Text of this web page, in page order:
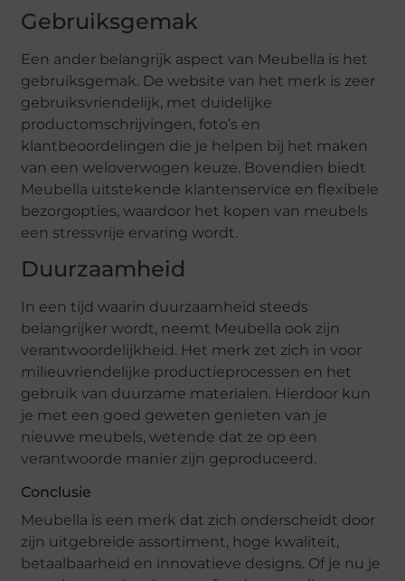
Gebruiksgemak
Een ander belangrijk aspect van Meubella is het
gebruiksgemak. De website van het merk is zeer
gebruiksvriendelijk, met duidelijke
productomschrijvingen, foto’s en
klantbeoordelingen die je helpen bij het maken
van een weloverwogen keuze. Bovendien biedt
Meubella uitstekende klantenservice en flexibele
bezorgopties, waardoor het kopen van meubels
een stressvrije ervaring wordt.
Duurzaamheid
In een tijd waarin duurzaamheid steeds
belangrijker wordt, neemt Meubella ook zijn
verantwoordelijkheid. Het merk zet zich in voor
milieuvriendelijke productieprocessen en het
gebruik van duurzame materialen. Hierdoor kun
je met een goed geweten genieten van je
nieuwe meubels, wetende dat ze op een
verantwoorde manier zijn geproduceerd.
Conclusie
Meubella is een merk dat zich onderscheidt door
zijn uitgebreide assortiment, hoge kwaliteit,
betaalbaarheid en innovatieve designs. Of je nu je